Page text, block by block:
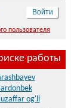
пользователя
работы
og'li